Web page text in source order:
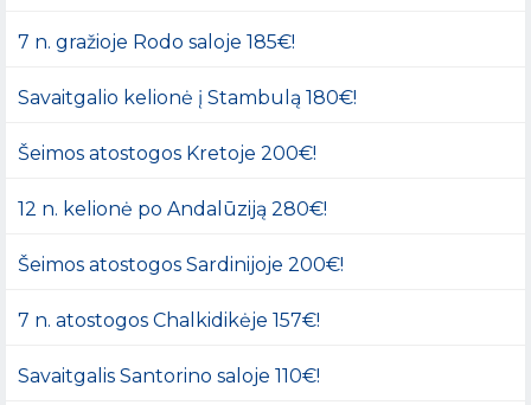
7 n. gražioje Rodo saloje 185€!
Savaitgalio kelionė į Stambulą 180€!
Šeimos atostogos Kretoje 200€!
12 n. kelionė po Andalūziją 280€!
Šeimos atostogos Sardinijoje 200€!
7 n. atostogos Chalkidikėje 157€!
Savaitgalis Santorino saloje 110€!